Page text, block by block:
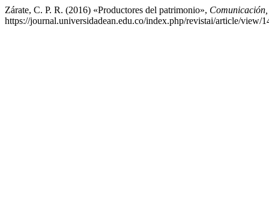
Zárate, C. P. R. (2016) «Productores del patrimonio»,
https://journal.universidadean.edu.co/index.php/revistai/article/view/